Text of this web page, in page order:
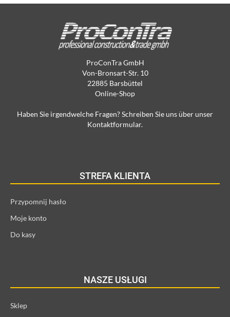
ProConTra GmbH
Von-Bronsart-Str. 10
22885 Barsbüttel
Online-Shop
Haben Sie irgendwelche Fragen? Schreiben Sie uns über unser
Kontaktformular.
STREFA KLIENTA
Przypomnij hasło
Moje konto
Do kasy
NASZE USŁUGI
Sklep